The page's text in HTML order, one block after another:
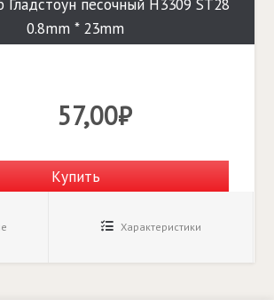
песочный H3309 ST28
0.8mm * 23mm
57,00₽
Купить
Характеристики